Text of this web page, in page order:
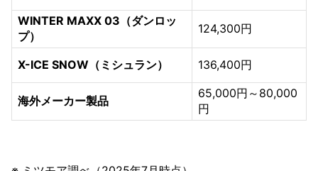
WINTER MAXX 03（ダンロッ
プ）
124,300円
X-ICE SNOW（ミシュラン） 136,400円
海外メーカー製品
65,000円～80,000
円